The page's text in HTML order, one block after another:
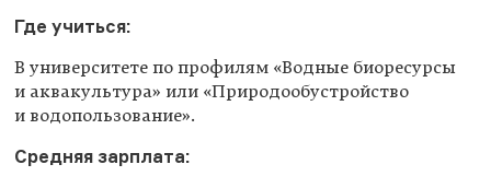
Где учиться:
В университете по профилям «Водные биоресурсы
и аквакультура» или «Природообустройство
и водопользование».
Средняя зарплата: